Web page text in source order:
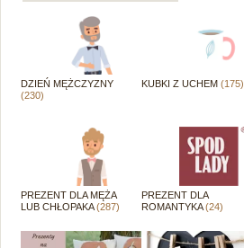
DZIEŃ MĘŻCZYZNY
(230)
KUBKI Z UCHEM (175)
PREZENT DLA MĘŻA
LUB CHŁOPAKA(287)
PREZENT DLA
ROMANTYKA(24)